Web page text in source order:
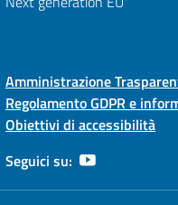
Amministrazione
Regolamento GDPR e
Obiettivi di accessibilità
Seguici su: